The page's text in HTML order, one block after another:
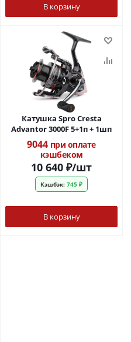
В корзину
Катушка Spro Cresta
Advantor 3000F 5+1п + 1шп
9044 при оплате
кэшбеком
10 640 ₽/шт
Кэшбэк: 745 ₽
В корзину